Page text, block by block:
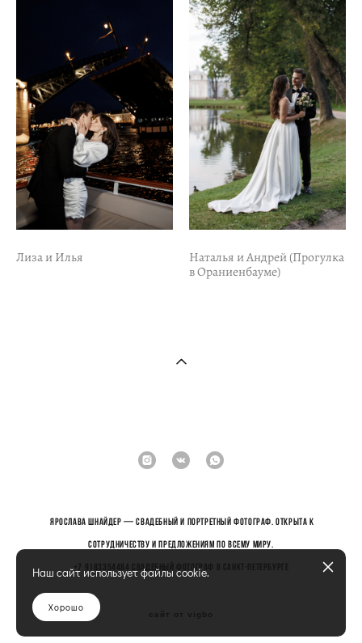
Лиза и Илья
Наталья и Андрей (Прогулка
в Ораниенбауме)
Ярослава Шнайдер — Свадебный и портретный фотограф. Открыта к
сотрудничеству и предложениям по всему миру.
+7 9183354484 Свадебный фотограф в санкт-петербурге
Наш сайт использует файлы cookie.
Хорошо